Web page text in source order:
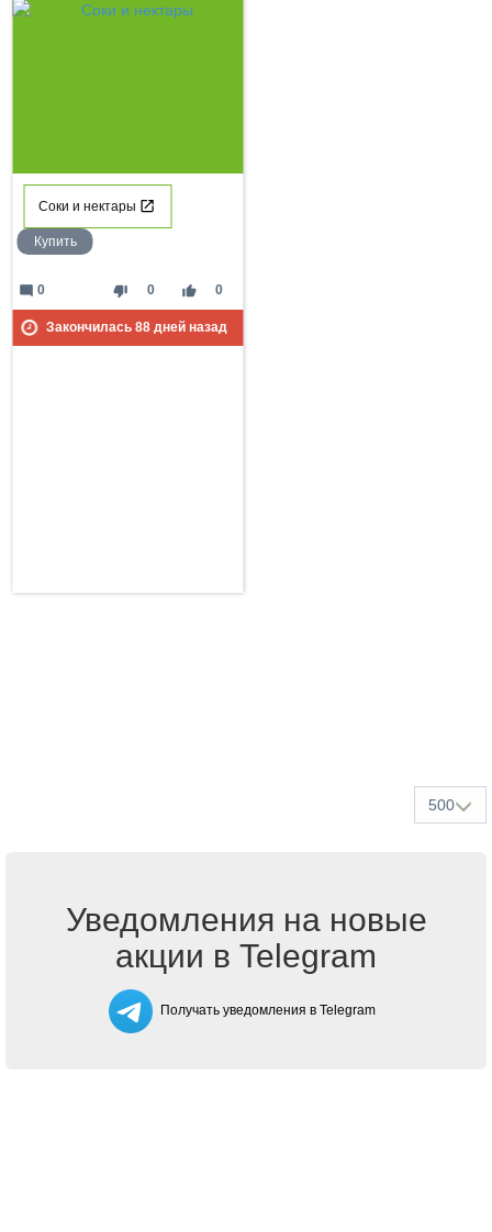
Соки и нектары
Купить
thumb_down 0 thumb_up 0
mode_comment 0
Закончилась 88дней назад
500
Уведомления на новые
акции в Telegram
Получать уведомления в Telegram